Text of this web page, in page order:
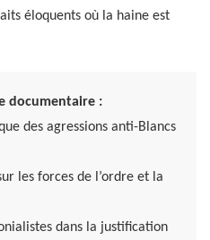
éloquents où la haine est
documentaire :
des agressions anti-Blancs
les forces de l’ordre et la
dans la justification